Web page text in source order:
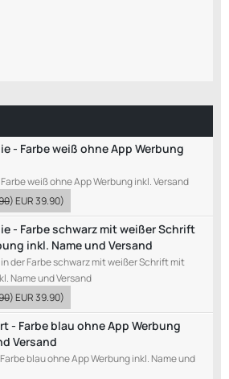
- Farbe weiß ohne App Werbung
weiß ohne App Werbung inkl. Versand
)EUR 39.90)
- Farbe schwarz mit weißer Schrift
inkl. Name und Versand
der Farbe schwarz mit weißer Schrift mit
Name und Versand
)EUR 39.90)
- Farbe blau ohne App Werbung
Versand
blau ohne App Werbung inkl. Name und